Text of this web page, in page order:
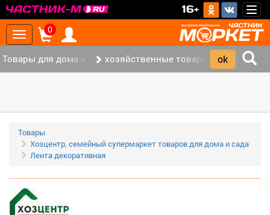
16+
Toggle
navigation
0
Товары для дома и офиса (117)хозяйственные товары (37)
Товары
Хозцентр, семейный супермаркет товаров для дома и сада
Лента декоративная
‹ ›